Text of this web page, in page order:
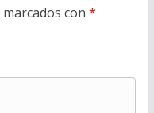
con *